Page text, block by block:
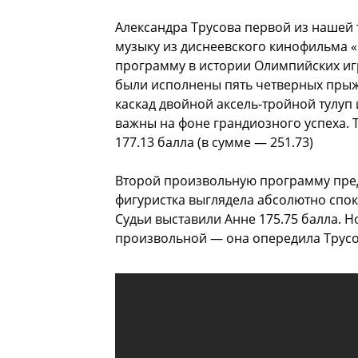
Александра Трусова первой из
музыку из диснеевского
программу в истории Олимпийских
были исполнены пять четверных
каскад двойной аксель-тройной
важны на фоне грандиозного успеха.
177.13 балла (в сумме — 251.73)
Второй произвольную программу
фигуристка выглядела абсолютно
Судьи выставили Анне 175.75 балла.
произвольной — она опередила